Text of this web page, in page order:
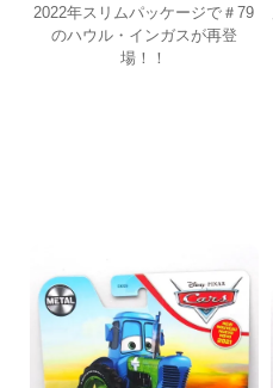
2022年スリムパッケージで＃79
のハウル・インガスが再登
場！！